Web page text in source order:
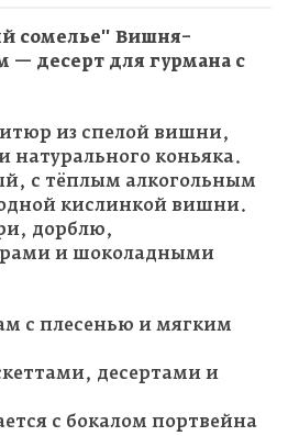
сомелье" Вишня–
— десерт для гурмана с
из спелой вишни,
натурального коньяка.
с тёплым алкогольным
кислинкой вишни.
дорблю,
и шоколадными
с плесенью и мягким
десертами и
с бокалом портвейна